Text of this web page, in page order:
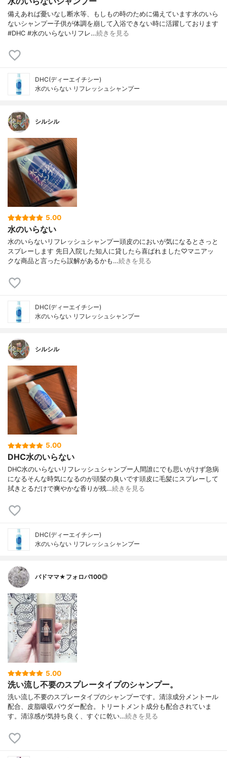
備えあれば憂いなし断水等、もしもの時のために備えています水のいら
ないシャンプー子供が体調を崩して入浴できない時に活躍しております
#DHC #水のいらないリフレ…続きを見る
DHC(ディーエイチシー)
水のいらない リフレッシュシャンプー
シルシル
5.00
水のいらない
水のいらないリフレッシュシャンプー頭皮のにおいが気になるとさっと
スプレーします 先日入院した知人に貸したら喜ばれました♡マニアッ
クな商品と言ったら誤解があるかも…続きを見る
DHC(ディーエイチシー)
水のいらない リフレッシュシャンプー
シルシル
5.00
DHC水のいらない
DHC水のいらないリフレッシュシャンプー人間誰にでも思いがけず急病
になるそんな時気になるのが頭髪の臭いです頭皮に毛髪にスプレーして
拭きとるだけで爽やかな香りが残…続きを見る
DHC(ディーエイチシー)
水のいらない リフレッシュシャンプー
バドママ★フォロバ100◎
5.00
洗い流し不要のスプレータイプのシャンプー。
洗い流し不要のスプレータイプのシャンプーです。清涼成分メントール
配合、皮脂吸収パウダー配合。トリートメント成分も配合されていま
す。清涼感が気持ち良く、すぐに乾い…続きを見る